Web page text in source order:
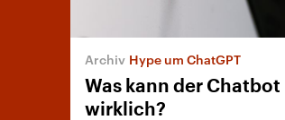
Hype um ChatGPT
Was kann der Chatbot
wirklich?